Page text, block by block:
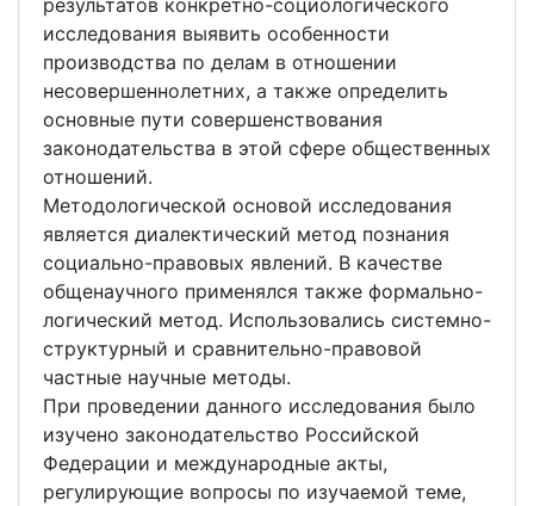
результатов конкретно-социологического
исследования выявить особенности
производства по делам в отношении
несовершеннолетних, а также определить
основные пути совершенствования
законодательства в этой сфере общественных
отношений.
Методологической основой исследования
является диалектический метод познания
социально-правовых явлений. В качестве
общенаучного применялся также формально-
логический метод. Использовались системно-
структурный и сравнительно-правовой
частные научные методы.
При проведении данного исследования было
изучено законодательство Российской
Федерации и международные акты,
регулирующие вопросы по изучаемой теме,